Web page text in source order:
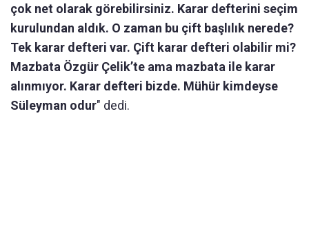
çok net olarak görebilirsiniz. Karar defterini seçim
kurulundan aldık. O zaman bu çift başlılık nerede?
Tek karar defteri var. Çift karar defteri olabilir mi?
Mazbata Özgür Çelik’te ama mazbata ile karar
alınmıyor. Karar defteri bizde. Mühür kimdeyse
Süleyman odur" dedi.